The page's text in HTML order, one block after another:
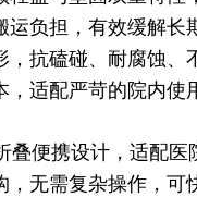
运负担，有效缓解
，抗磕碰、耐腐蚀、
，适配严苛的院内使
便携设计，适配医
，无需复杂操作，可